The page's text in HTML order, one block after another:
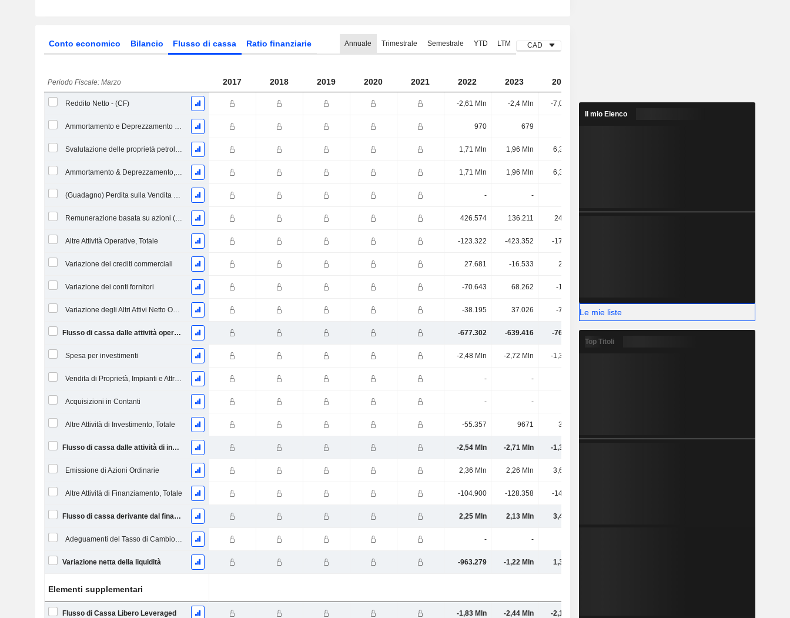
Conto economico Bilancio Flusso di cassa Ratio finanziarie Annuale Trimestrale Semestrale YTD LTM CAD
Periodo Fiscale: Marzo 2017 2018 2019 2020 2021 2022 2023 2024
Reddito Netto - (CF) -2,61 Mln -2,4 Mln -7,09 Mln -5,01 Mln -975.748
Ammortamento e Deprezzamento - Flusso di Cassa 970 679
Svalutazione delle proprietà petrolifere, del gas e minerali - (CF) 1,71 Mln 1,96 Mln 6,33 Mln
Ammortamento & Deprezzamento, Totale - CF 1,71 Mln 1,96 Mln 6,33 Mln
(Guadagno) Perdita sulla Vendita di Investimenti - (CF) - -
Remunerazione basata su azioni (CF) 426.574 136.211 242.438
Altre Attività Operative, Totale -123.322 -423.352 -174.648
Variazione dei crediti commerciali 27.681 -16.533 20.359
Variazione dei conti fornitori -70.643 68.262 -19.022
Variazione degli Altri Attivi Netto Operativi -38.195 37.026 -75.494 65.692
Flusso di cassa dalle attività operative -677.302 -639.416 -760.412
Spesa per investimenti -2,48 Mln -2,72 Mln -1,37 Mln
Vendita di Proprietà, Impianti e Attrezzature - -
Acquisizioni in Contanti - -
Altre Attività di Investimento, Totale -55.357 9671 30.036
Flusso di cassa dalle attività di investimento -2,54 Mln -2,71 Mln -1,34 Mln
Emissione di Azioni Ordinarie 2,36 Mln 2,26 Mln 3,62 Mln
Altre Attività di Finanziamento, Totale -104.900 -128.358 -145.542
Flusso di cassa derivante dal finanziamento 2,25 Mln 2,13 Mln 3,48 Mln
Adeguamenti del Tasso di Cambio Estero - -
Variazione netta della liquidità -963.279 -1,22 Mln 1,38 Mln
Elementi supplementari
Flusso di Cassa Libero Leveraged -1,83 Mln -2,44 Mln -2,19 Mln
Il mio Elenco
Le mie liste
Top Titoli